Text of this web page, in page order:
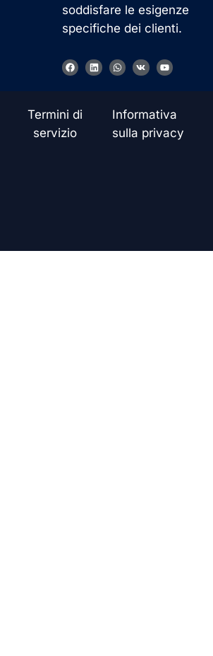
soddisfare le esigenze
specifiche dei clienti.
F
a
o
L
i
W
h
p
V
k
Y
o
e
Termini di
servizio
Informativa
sulla privacy